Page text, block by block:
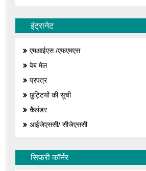
इंट्रानेट
एमआईएस /एफएमएस
वेब मेल
प्रपत्र
छुट्टियों की सूची
कैलंडर
आईजेएससी/ सीजेएससी
सिफ़री कॉर्नर